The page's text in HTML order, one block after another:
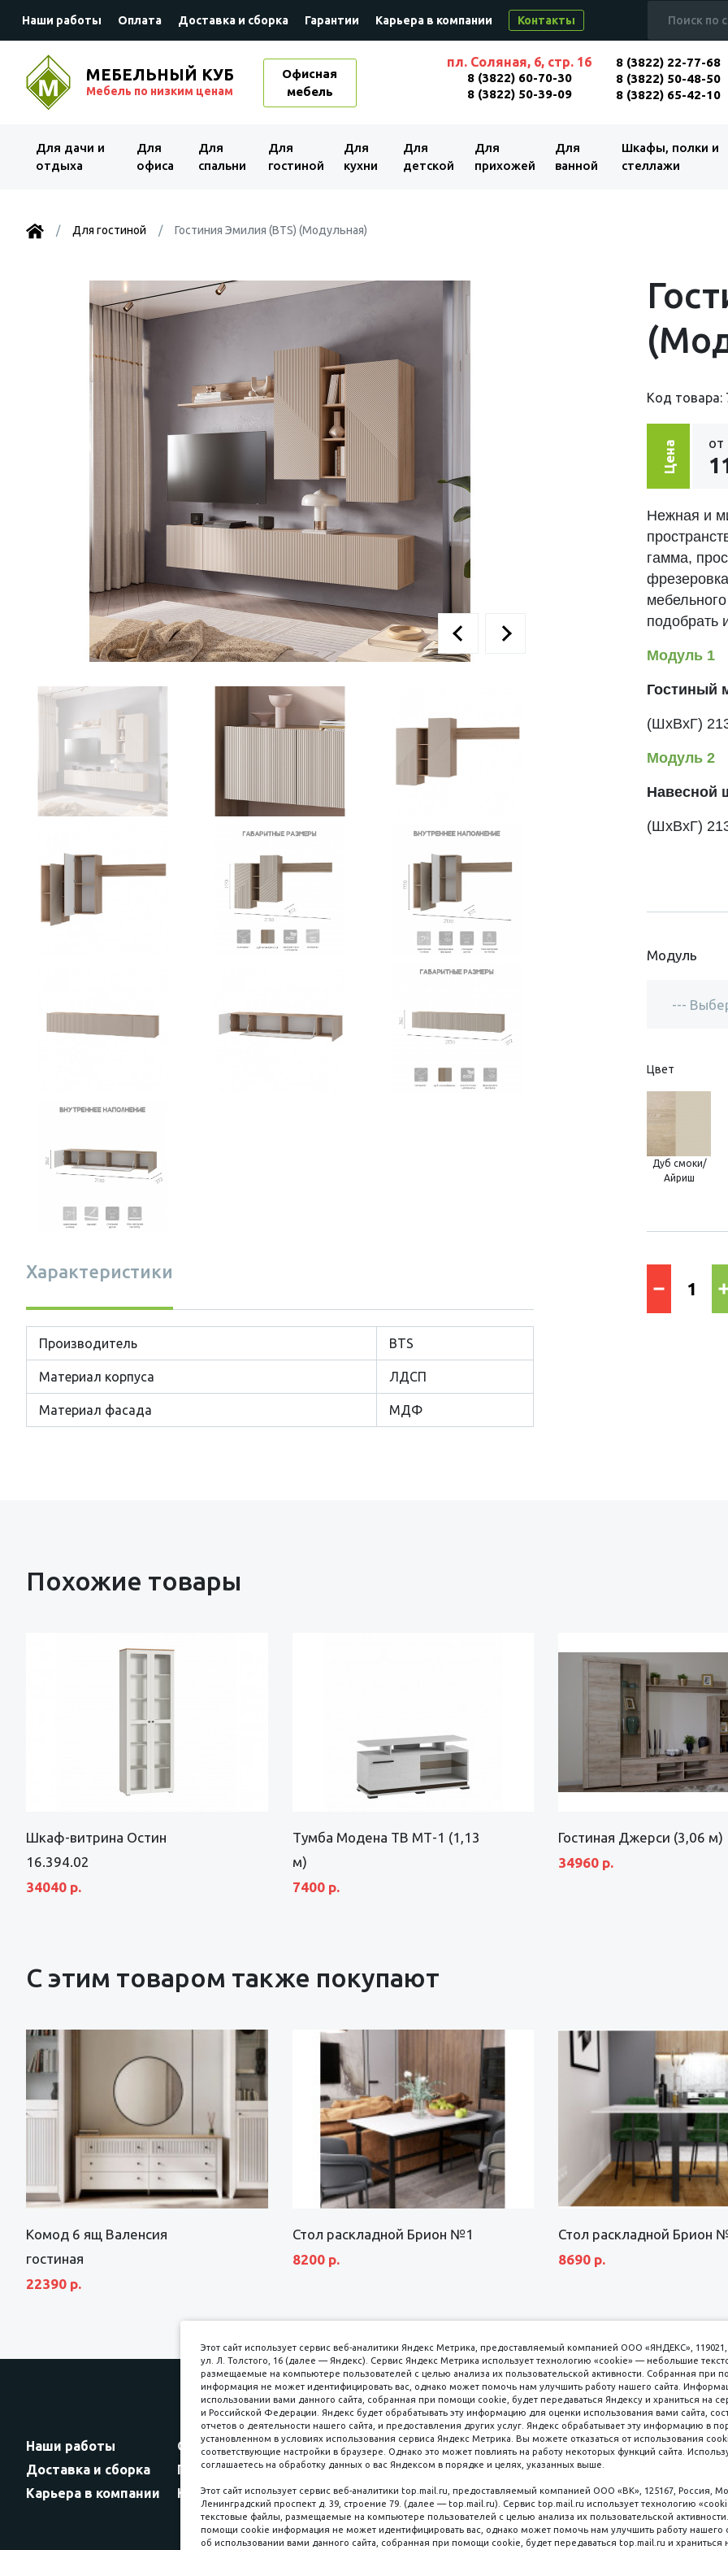
Наши работы Оплата Доставка и сборка Гарантии Карьера в компании Контакты
МЕБЕЛЬНЫЙ КУБ
Мебель по низким ценам
Офисная
мебель
пл. Соляная, 6, стр. 16
8 (3822) 60-70-30
8 (3822) 50-39-09
8 (3822) 22-77-68
8 (3822) 50-48-50
8 (3822) 65-42-10
Для дачи и
отдыха
Для
офиса
Для
спальни
Для
гостиной
Для
кухни
Для
детской
Для
прихожей
Для
ванной
Шкафы, полки и
стеллажи
Для гостиной Гостиния Эмилия (BTS) (Модульная)
Характеристики
Производитель BTS
Материал корпуса ЛДСП
Материал фасада МДФ
Код товара:
Цена от
Нежная и
гамма,
подобрать
Модуль 1
Гостиный
(ШхВхГ)
Модуль 2
Навесной
(ШхВхГ)
Модуль
Цвет
Дуб смоки/
Айриш
Похожие товары
Шкаф-витрина Остин
16.394.02
34040 р.
Тумба Модена ТВ МТ-1 (1,13
м)
7400 р.
Гостиная Джерси (3,06 м)
34960 р.
С этим товаром также покупают
Комод 6 ящ Валенсия
гостиная
22390 р.
Стол раскладной Брион №1
8200 р.
Стол раскладной Брион
8690 р.
Наши работы
Оплата
Доставка и сборка
Гарантии
Карьера в компании
Контакты
Принимаем к оплате
Наличные
пл.
8
8
Этот сайт использует сервис веб-аналитики Яндекс Метрика, предоставляемый компанией ООО «ЯНДЕКС», 119021,
ул. Л. Толстого, 16 (далее — Яндекс). Сервис Яндекс Метрика использует технологию «cookie» — небольшие
размещаемые на компьютере пользователей с целью анализа их пользовательской активности. Собранная при
информация не может идентифицировать вас, однако может помочь нам улучшить работу нашего сайта.
использовании вами данного сайта, собранная при помощи cookie, будет передаваться Яндексу и храниться на
и Российской Федерации. Яндекс будет обрабатывать эту информацию для оценки использования вами сайта,
отчетов о деятельности нашего сайта, и предоставления других услуг. Яндекс обрабатывает эту информацию в
установленном в условиях использования сервиса Яндекс Метрика. Вы можете отказаться от использования
соответствующие настройки в браузере. Однако это может повлиять на работу некоторых функций сайта.
соглашаетесь на обработку данных о вас Яндексом в порядке и целях, указанных выше.
Этот сайт использует сервис веб-аналитики top.mail.ru, предоставляемый компанией ООО «ВК», 125167, Россия,
Ленинградский проспект д. 39, строение 79. (далее — top.mail.ru). Сервис top.mail.ru использует технологию
текстовые файлы, размещаемые на компьютере пользователей с целью анализа их пользовательской
помощи cookie информация не может идентифицировать вас, однако может помочь нам улучшить работу нашего
об использовании вами данного сайта, собранная при помощи cookie, будет передаваться top.mail.ru и храниться